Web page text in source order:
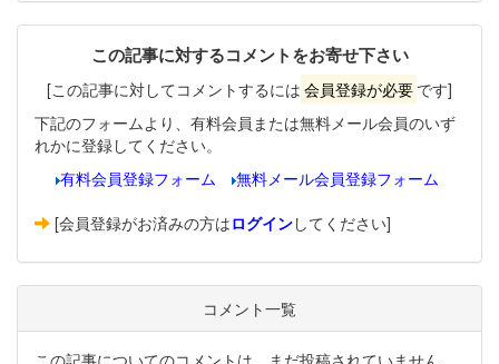
この記事に対するコメントをお寄せ下さい
[この記事に対してコメントするには 会員登録が必要 です]
下記のフォームより、有料会員または無料メール会員のいず
れかに登録してください。
有料会員登録フォーム
無料メール会員登録フォーム
[会員登録がお済みの方はログインしてください]
コメント一覧
この記事についてのコメントは、まだ投稿されていません。